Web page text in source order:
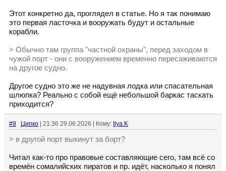
Этот конкретно да, проглядел в статье. Но я так понимаю
это первая ласточка и вооружать будут и остальные
корабли.
> Обычно там группа "частной охраны", перед заходом в
чужой порт - они с вооружением временно пересаживаются
на другое судно.
Другое судно это же не надувная лодка или спасательная
шлюпка? Реально с собой ещё небольшой баркас таскать
приходится?
#9 Ципко | 21:36 29.06.2026 | Кому: Ilya.K
> в другой порт выкинут за борт?
Читал как-то про правовые составляющие сего, там всё со
времён сомалийских пиратов и пр. идёт, насколько я понял